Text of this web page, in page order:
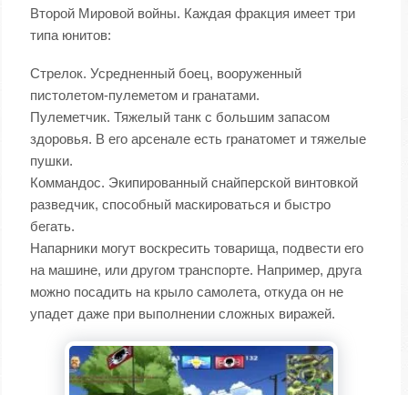
Второй Мировой войны. Каждая фракция имеет три
типа юнитов:
Стрелок. Усредненный боец, вооруженный
пистолетом-пулеметом и гранатами.
Пулеметчик. Тяжелый танк с большим запасом
здоровья. В его арсенале есть гранатомет и тяжелые
пушки.
Коммандос. Экипированный снайперской винтовкой
разведчик, способный маскироваться и быстро
бегать.
Напарники могут воскресить товарища, подвести его
на машине, или другом транспорте. Например, друга
можно посадить на крыло самолета, откуда он не
упадет даже при выполнении сложных виражей.